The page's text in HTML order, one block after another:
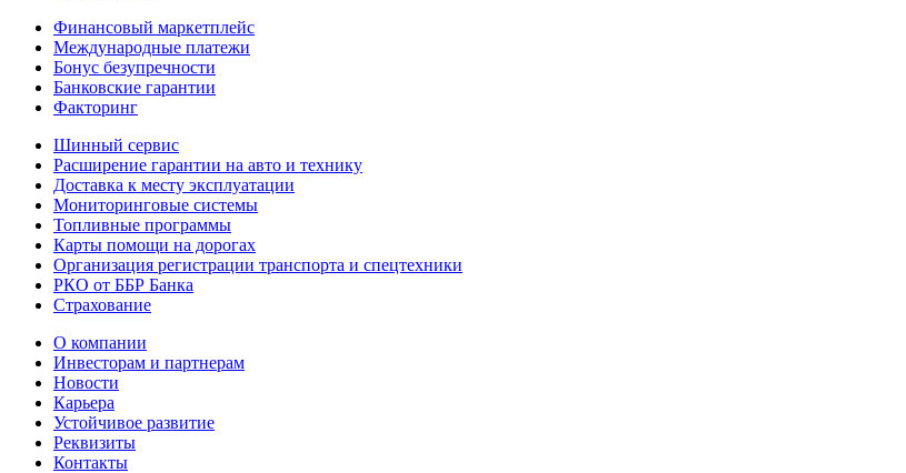
Финансовый маркетплейс
Международные платежи
Бонус безупречности
Банковские гарантии
Факторинг
Шинный сервис
Расширение гарантии на авто и технику
Доставка к месту эксплуатации
Мониторинговые системы
Топливные программы
Карты помощи на дорогах
Организация регистрации транспорта и спецтехники
РКО от ББР Банка
Страхование
О компании
Инвесторам и партнерам
Новости
Карьера
Устойчивое развитие
Реквизиты
Контакты